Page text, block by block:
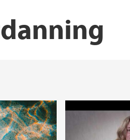
N-POC